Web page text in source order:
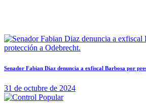
Senador Fabian Diaz denuncia a exfiscal Barbosa por
31 de octubre de 2024